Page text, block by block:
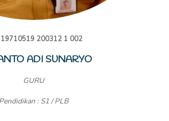
19710519 200312 1 002
ADI SUNARYO
GURU
Pendidikan : S1 / PLB